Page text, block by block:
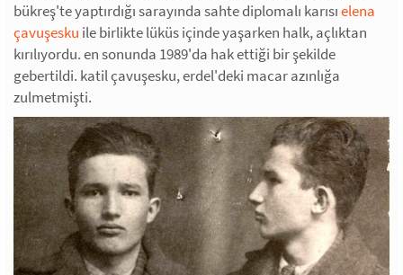
bükreş'te yaptırdığı sarayında sahte diplomalı karısıelena
çavuşesku ile birlikte lüküs içinde yaşarken halk, açlıktan
kırılıyordu. en sonunda 1989'da hak ettiği bir şekilde
gebertildi. katil çavuşesku, erdel'deki macar azınlığa
zulmetmişti.